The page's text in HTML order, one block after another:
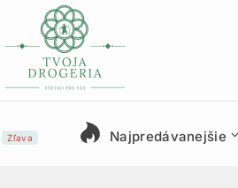
Zľava Najpredávanejšie